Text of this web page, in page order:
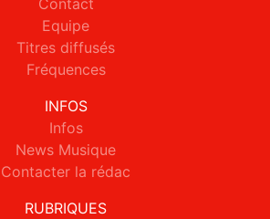
Contact
Equipe
Titres diffusés
Fréquences
INFOS
Infos
News Musique
Contacter la rédac
RUBRIQUES